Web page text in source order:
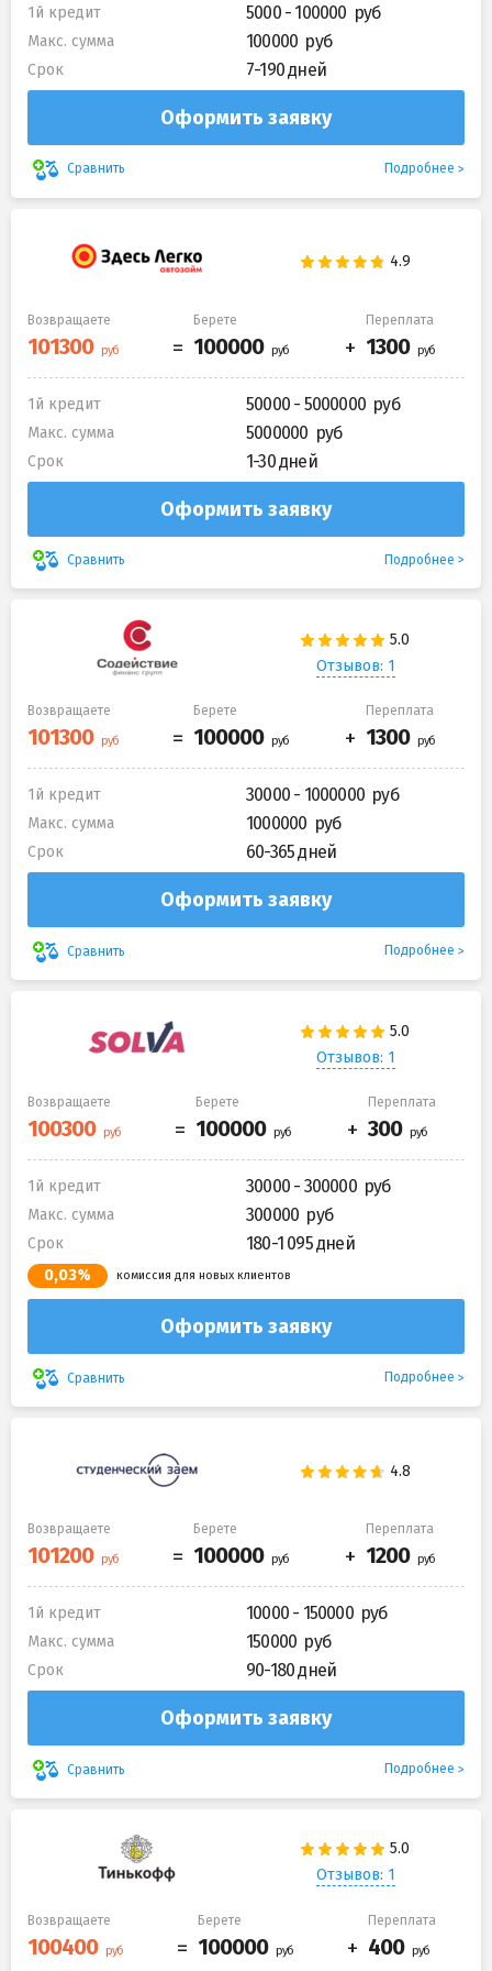
1й кредит 5000 - 100000
Макс. сумма 100000
Срок 7-190 дней
Оформить заявку
Сравнить Подробнее
Возвращаете Берете Переплата
1й кредит 50000 - 5000000
Макс. сумма 5000000
Срок 1-30 дней
Оформить заявку
Сравнить Подробнее
Отзывов: 1
Возвращаете Берете Переплата
1й кредит 30000 - 1000000
Макс. сумма 1000000
Срок 60-365 дней
Оформить заявку
Сравнить Подробнее
Отзывов: 1
Возвращаете Берете Переплата
1й кредит 30000 - 300000
Макс. сумма 300000
Срок 180-1 095 дней
0,03% комиссия для новых клиентов
Оформить заявку
Сравнить Подробнее
Возвращаете Берете Переплата
1й кредит 10000 - 150000
Макс. сумма 150000
Срок 90-180 дней
Оформить заявку
Сравнить Подробнее
Отзывов: 1
Возвращаете Берете Переплата